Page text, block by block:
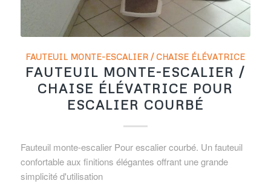
FAUTEUIL MONTE-ESCALIER / CHAISE ÉLÉVATRICE
FAUTEUIL MONTE-ESCALIER /
CHAISE ÉLÉVATRICE POUR
ESCALIER COURBÉ
Fauteuil monte-escalier Pour escalier courbé. Un fauteuil
confortable aux finitions élégantes offrant une grande
simplicité d'utilisation